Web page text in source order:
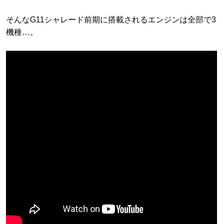
そんなG11シャレード前期に搭載されるエンジンは全部で3
機種…。